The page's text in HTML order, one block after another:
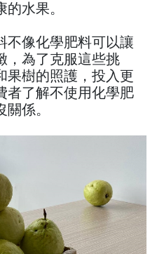
水果。
不像化學肥料可以讓
，為了克服這些挑
果樹的照護，投入更
者了解不使用化學肥
係。